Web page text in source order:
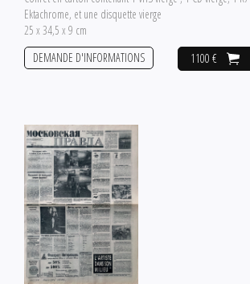
Ektachrome, et une disquette vierge
25 x 34,5 x 9 cm
1100 €
DEMANDE D'INFORMATIONS